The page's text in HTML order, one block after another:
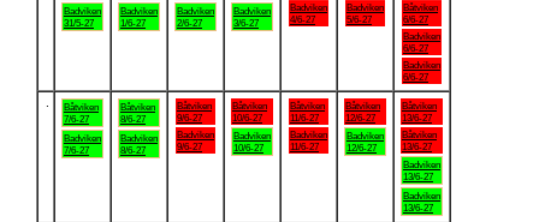
Badviken
31/5-27
Badviken
1/6-27
Badviken
2/6-27
Badviken
3/6-27
Badviken
4/6-27
Badviken
5/6-27
Båtviken
6/6-27
Badviken
6/6-27
Badviken
6/6-27
Båtviken
7/6-27
Badviken
7/6-27
Båtviken
8/6-27
Badviken
8/6-27
Båtviken
9/6-27
Badviken
9/6-27
Båtviken
10/6-27
Badviken
10/6-27
Båtviken
11/6-27
Badviken
11/6-27
Båtviken
12/6-27
Badviken
12/6-27
Båtviken
13/6-27
Båtviken
13/6-27
Badviken
13/6-27
Badviken
13/6-27